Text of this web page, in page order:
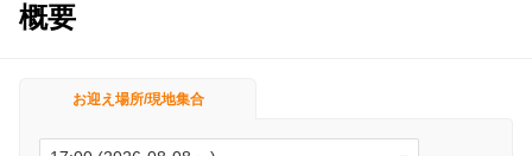
概要
お迎え場所/現地集合